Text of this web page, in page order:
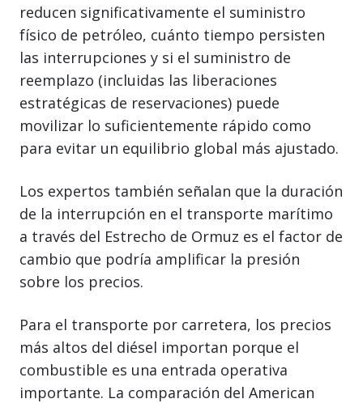
reducen significativamente el suministro
físico de petróleo, cuánto tiempo persisten
las interrupciones y si el suministro de
reemplazo (incluidas las liberaciones
estratégicas de reservaciones) puede
movilizar lo suficientemente rápido como
para evitar un equilibrio global más ajustado.
Los expertos también señalan que la duración
de la interrupción en el transporte marítimo
a través del Estrecho de Ormuz es el factor de
cambio que podría amplificar la presión
sobre los precios.
Para el transporte por carretera, los precios
más altos del diésel importan porque el
combustible es una entrada operativa
importante. La comparación del American